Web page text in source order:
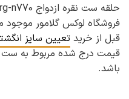
فروشگاه لوکس گلامور موجود
قبل از خرید تعیین سایز
قیمت درج شده مربوط به
باشد.